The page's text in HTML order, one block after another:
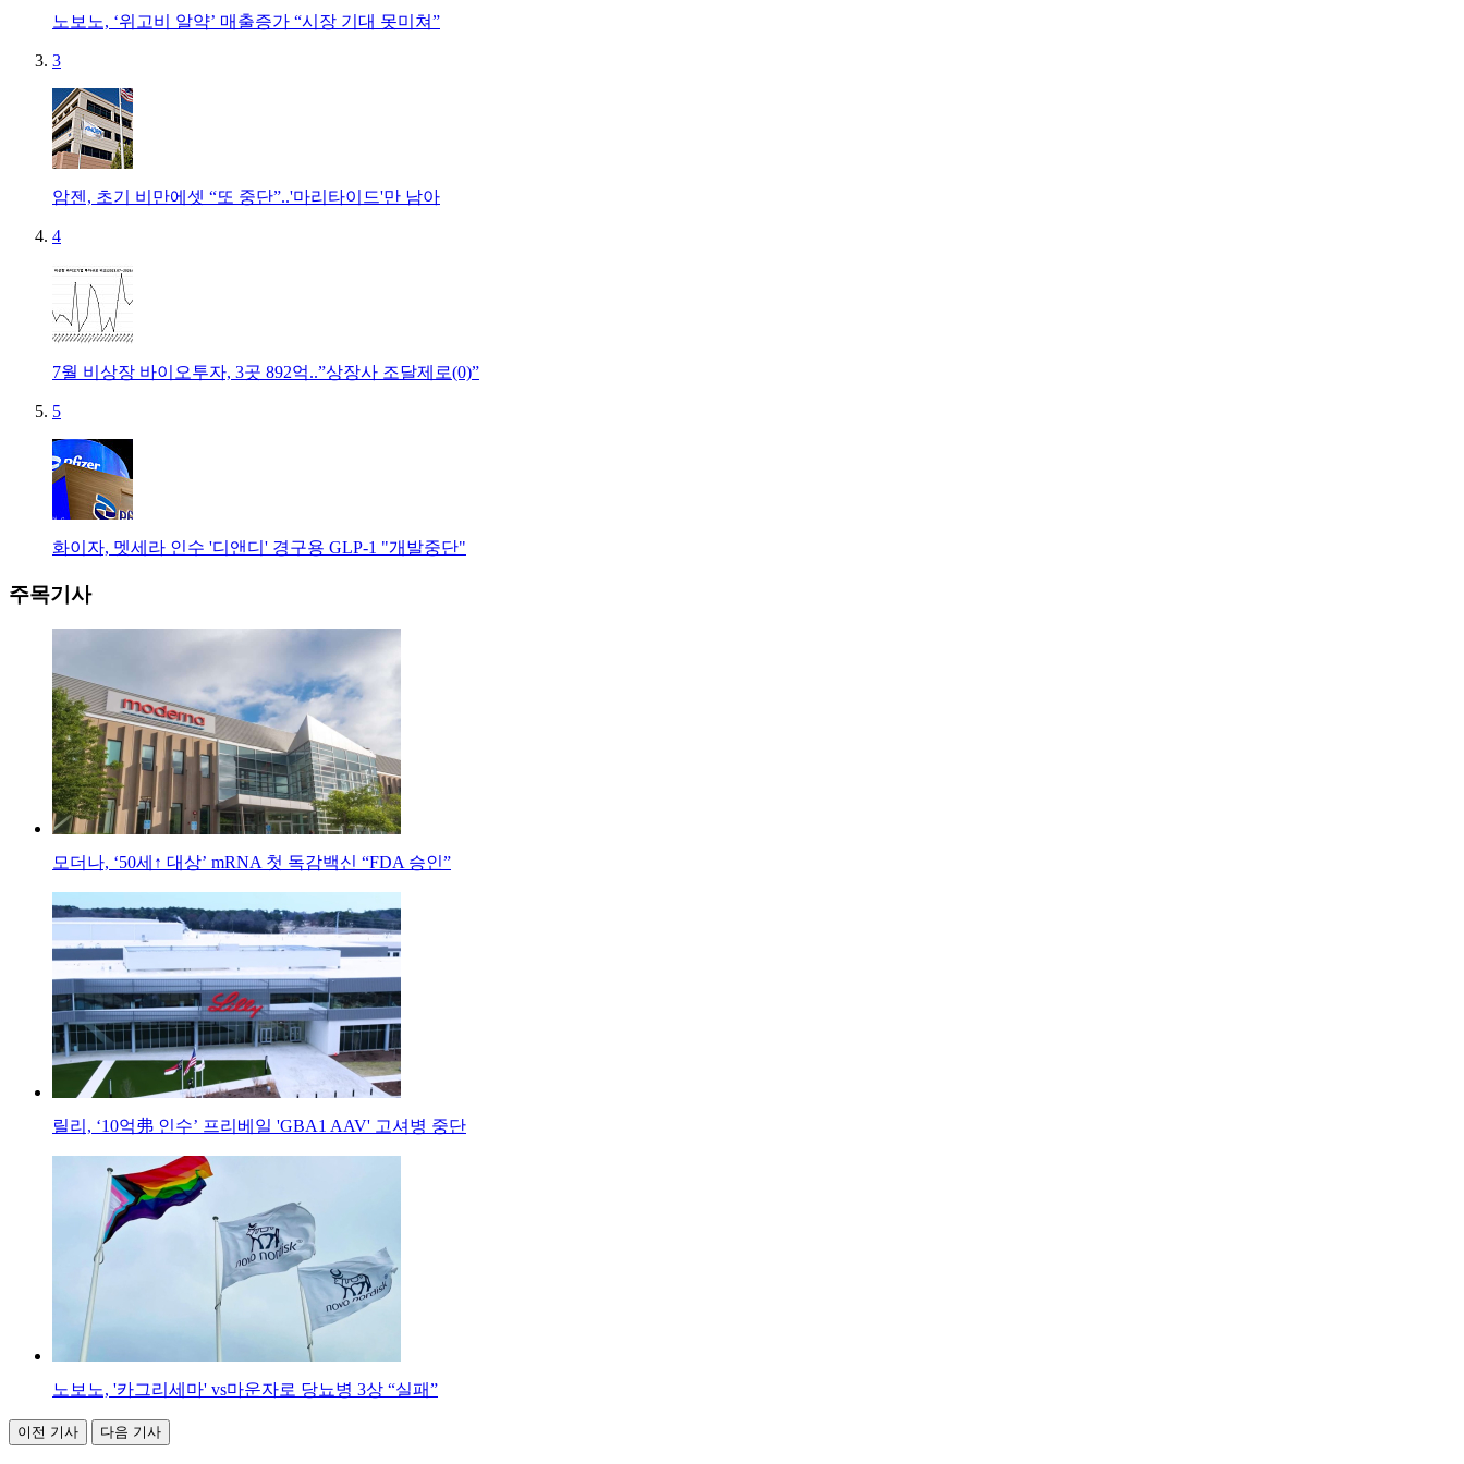
노보노, ‘위고비 알약’ 매출증가 “시장 기대 못미쳐”
3
암젠, 초기 비만에셋 “또 중단”..'마리타이드'만 남아
4
7월 비상장 바이오투자, 3곳 892억..”상장사 조달제로(0)”
5
화이자, 멧세라 인수 '디앤디' 경구용 GLP-1 "개발중단"
주목기사
모더나, ‘50세↑ 대상’ mRNA 첫 독감백신 “FDA 승인”
릴리, ‘10억弗 인수’ 프리베일 'GBA1 AAV' 고셔병 중단
노보노, '카그리세마' vs마운자로 당뇨병 3상 “실패”
이전 기사 다음 기사